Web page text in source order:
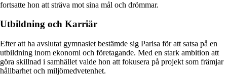
fortsatte hon att sträva mot sina mål och drömmar.
Utbildning och Karriär
Efter att ha avslutat gymnasiet bestämde sig Parisa för att satsa på en
utbildning inom ekonomi och företagande. Med en stark ambition att
göra skillnad i samhället valde hon att fokusera på projekt som främjar
hållbarhet och miljömedvetenhet.